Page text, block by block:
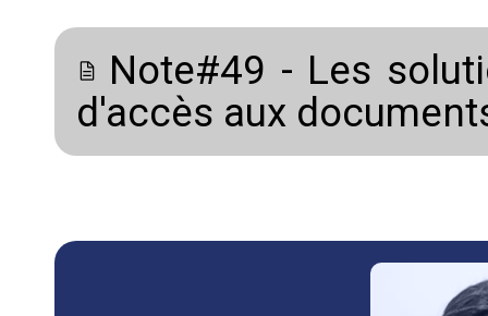
Note#49 - Les
d'accès aux